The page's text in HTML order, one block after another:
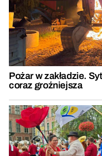
Pożar w zakładzie.
coraz groźniejsza